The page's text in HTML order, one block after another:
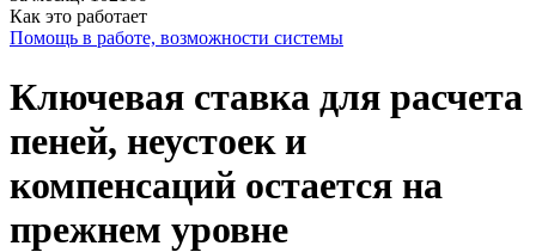
Как это работает
Помощь в работе, возможности системы
Ключевая ставка для расчета
пеней, неустоек и
компенсаций остается на
прежнем уровне